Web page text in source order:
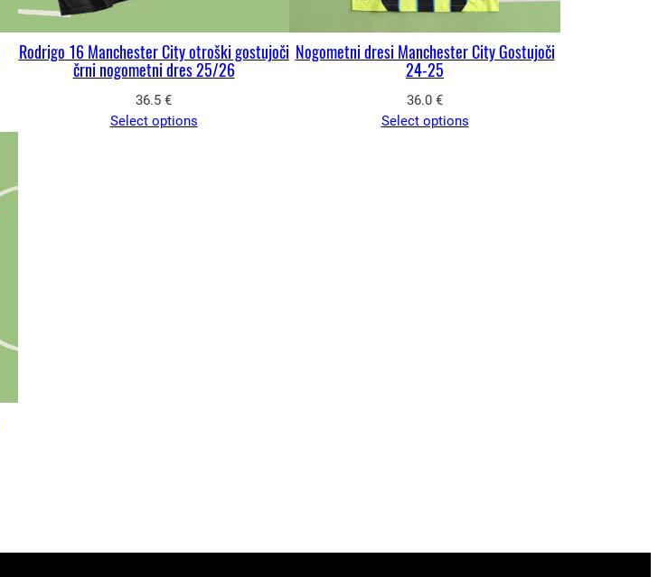
Rodrigo 16 Manchester City otroški gostujoči
črni nogometni dres 25/26
36.5 €
Select options
Nogometni dresi Manchester City Gostujoči
24-25
36.0 €
Select options